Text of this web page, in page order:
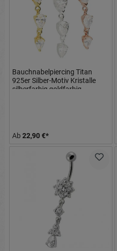
Bauchnabelpiercing Titan
925er Silber-Motiv Kristalle
silberfarbig goldfarbig
Ab 22,90 €*